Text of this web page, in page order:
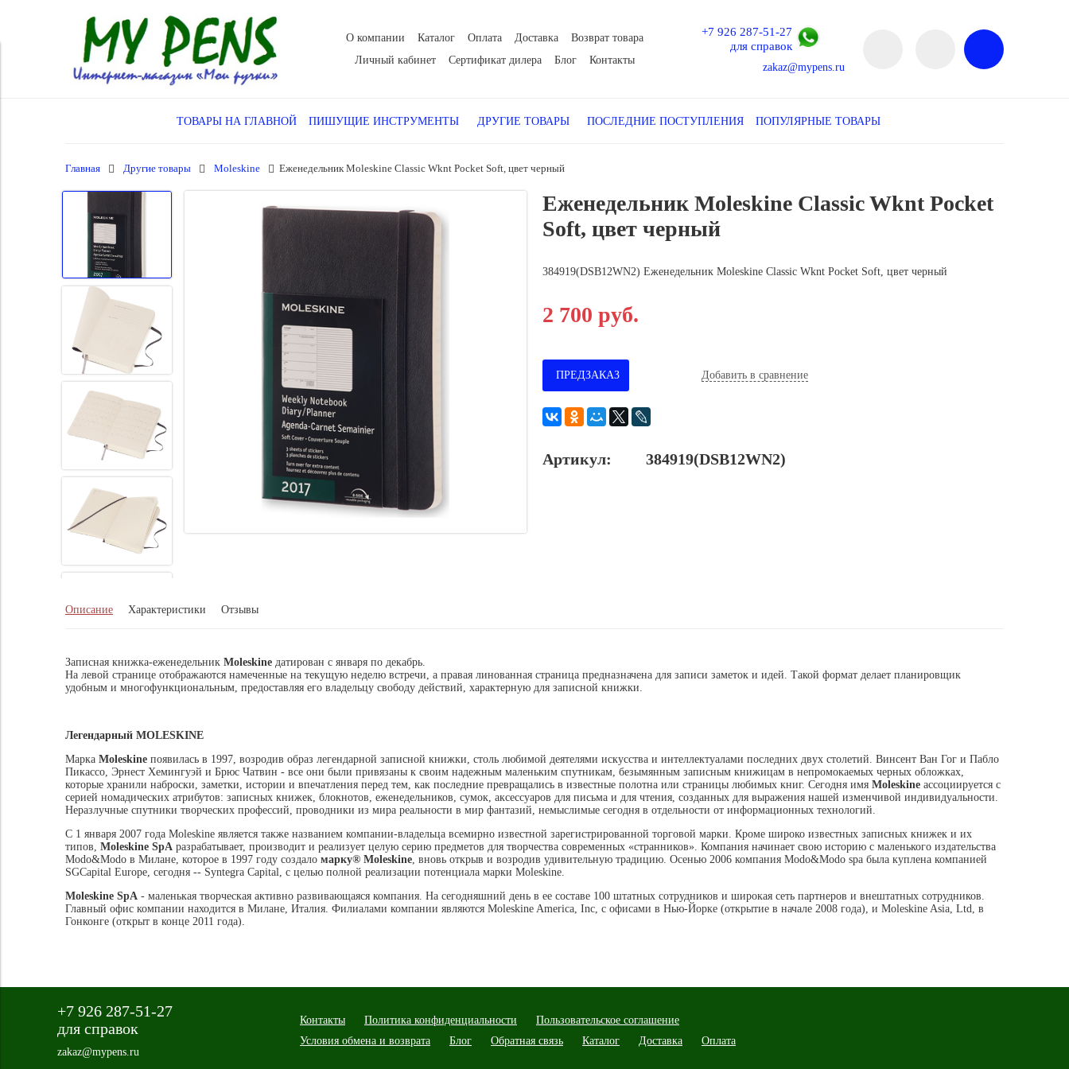
О компании Каталог Оплата Доставка
Возврат товара
Личный кабинет
Сертификат дилера Блог Контакты
+7 926 287-51-27
для справок
zakaz@mypens.ru
ТОВАРЫ НА ГЛАВНОЙ ПИШУЩИЕ ИНСТРУМЕНТЫ ДРУГИЕ ТОВАРЫ ПОСЛЕДНИЕ ПОСТУПЛЕНИЯ ПОПУЛЯРНЫЕ ТОВАРЫ
Главная Другие товары Moleskine Еженедельник Moleskine Classic Wknt Pocket Soft, цвет черный
Еженедельник Moleskine Classic Wknt Pocket
Soft, цвет черный
384919(DSB12WN2) Еженедельник Moleskine Classic Wknt Pocket Soft, цвет черный
2 700 руб.
ПРЕДЗАКАЗ Добавить в сравнение
Артикул: 384919(DSB12WN2)
Описание Характеристики Отзывы
Записная книжка-еженедельник Moleskine датирован с января по декабрь.
На левой странице отображаются намеченные на текущую неделю встречи, а правая линованная страница предназначена для записи заметок и идей. Такой формат делает планировщик
удобным и многофункциональным, предоставляя его владельцу свободу действий, характерную для записной книжки.
Легендарный MOLESKINE
Марка Moleskine появилась в 1997, возродив образ легендарной записной книжки, столь любимой деятелями искусства и интеллектуалами последних двух столетий. Винсент Ван Гог и Пабло
Пикассо, Эрнест Хемингуэй и Брюс Чатвин - все они были привязаны к своим надежным маленьким спутникам, безымянным записным книжицам в непромокаемых черных обложках,
которые хранили наброски, заметки, истории и впечатления перед тем, как последние превращались в известные полотна или страницы любимых книг. Сегодня имя Moleskine ассоциируется с
серией номадических атрибутов: записных книжек, блокнотов, еженедельников, сумок, аксессуаров для письма и для чтения, созданных для выражения нашей изменчивой индивидуальности.
Неразлучные спутники творческих профессий, проводники из мира реальности в мир фантазий, немыслимые сегодня в отдельности от информационных технологий.
С 1 января 2007 года Moleskine является также названием компании-владельца всемирно известной зарегистрированной торговой марки. Кроме широко известных записных книжек и их
типов, Moleskine SpA разрабатывает, производит и реализует целую серию предметов для творчества современных «странников». Компания начинает свою историю с маленького издательства
Modo&Modo в Милане, которое в 1997 году создало марку® Moleskine , вновь открыв и возродив удивительную традицию. Осенью 2006 компания Modo&Modo spa была куплена компанией
SGCapital Europe, сегодня -- Syntegra Capital, с целью полной реализации потенциала марки Moleskine.
Moleskine SpA - маленькая творческая активно развивающаяся компания. На сегодняшний день в ее составе 100 штатных сотрудников и широкая сеть партнеров и внештатных сотрудников.
Главный офис компании находится в Милане, Италия. Филиалами компании являются Moleskine America, Inc, с офисами в Нью-Йорке (открытие в начале 2008 года), и Moleskine Asia, Ltd, в
Гонконге (открыт в конце 2011 года).
+7 926 287-51-27
для справок
zakaz@mypens.ru
Контакты Политика конфиденциальности
Пользовательское соглашение
Условия обмена и возврата
Блог Обратная связь Каталог Доставка Оплата